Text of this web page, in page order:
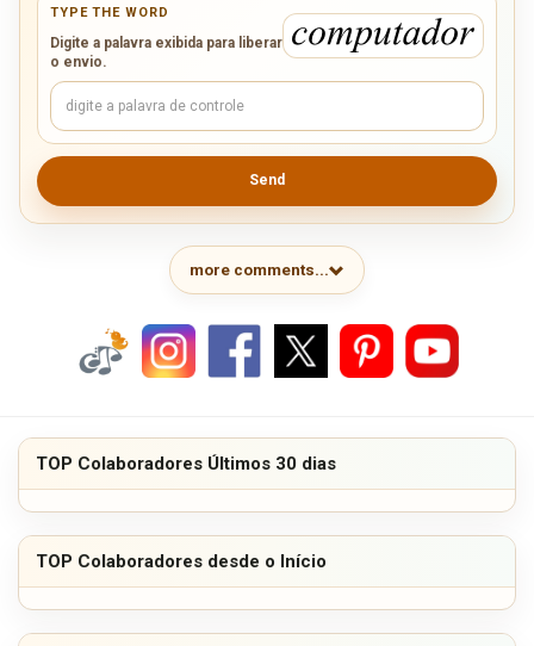
TYPE THE WORD
Digite a palavra exibida para liberar
o envio.
Send
more comments...
TOP Colaboradores Últimos 30 dias
TOP Colaboradores desde o Início